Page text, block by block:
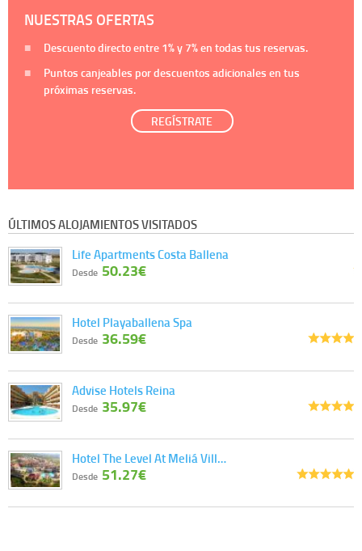
NUESTRAS OFERTAS
Descuento directo entre 1%y 7%en todas tus reservas.
Puntos canjeables por descuentos adicionales en tus
próximas reservas.
REGÍSTRATE
ÚLTIMOS ALOJAMIENTOS VISITADOS
Life Apartments Costa Ballena
Desde 50.23€
Hotel Playaballena Spa
Desde 36.59€
Advise Hotels Reina
Desde 35.97€
Hotel The Level At Meliá Vill…
Desde 51.27€